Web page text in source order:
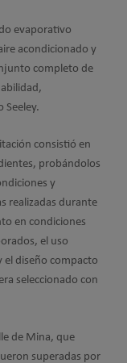
evaporativo
acondicionado y
completo de
consistió en
probándolos
y
realizadas durante
en condiciones
el uso
el diseño compacto
seleccionado con
de Mina, que
superadas por